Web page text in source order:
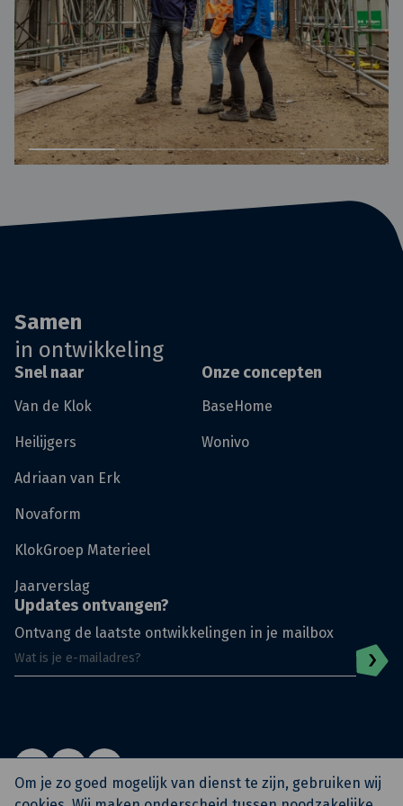
Samen
in ontwikkeling
Snel naar
Van de Klok
Heilijgers
Adriaan van Erk
Novaform
KlokGroep Materieel
Jaarverslag
Onze concepten
BaseHome
Wonivo
Updates ontvangen?
Ontvang de laatste ontwikkelingen in je mailbox
Om je zo goed mogelijk van dienst te zijn, gebruiken wij